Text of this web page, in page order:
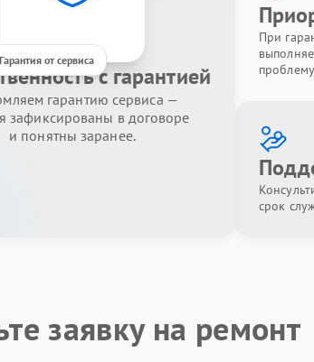
Гарантия от сервиса
с гарантией
гарантию сервиса —
зафиксированы в договоре
и понятны заранее.
При
срок
заявку на ремонт